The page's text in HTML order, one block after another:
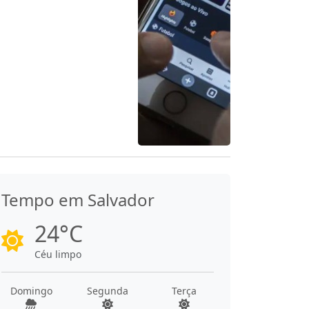
Tempo em Salvador
24°C
Céu limpo
Domingo Segunda Terça